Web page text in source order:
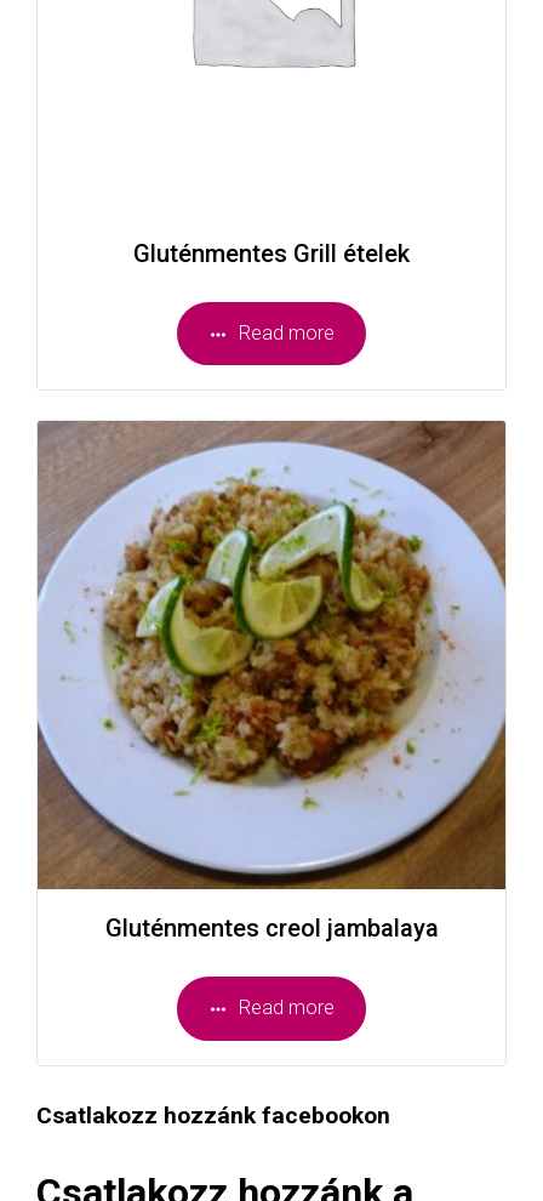
Gluténmentes Grill ételek
Read more
Gluténmentes creol jambalaya
Read more
Csatlakozz hozzánk facebookon